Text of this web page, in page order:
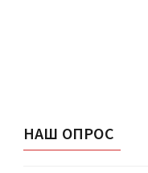
НАШ ОПРОС